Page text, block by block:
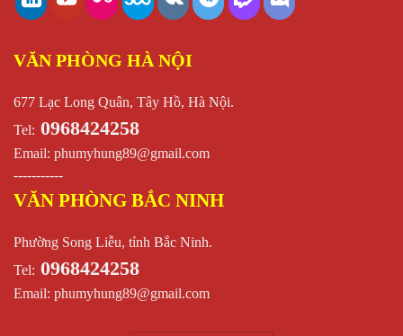
VĂN PHÒNG HÀ NỘI
677 Lạc Long Quân, Tây Hồ, Hà Nội.
Tel: 0968424258
Email: phumyhung89@gmail.com
-----------
VĂN PHÒNG BẮC NINH
Phường Song Liễu, tỉnh Bắc Ninh.
Tel: 0968424258
Email: phumyhung89@gmail.com